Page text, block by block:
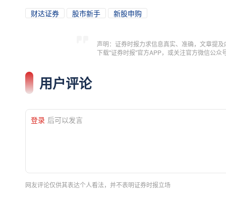
财达证券 股市新手 新股申购
声明：证券时报力求信息真实、准确，文章提
下载"证券时报"官方APP，或关注官方微信公
用户评论
登录 后可以发言
网友评论仅供其表达个人看法，并不表明证券时报立场